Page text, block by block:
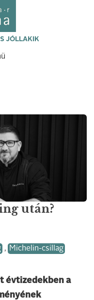
JÓLLAKIK
után?
, Michelin-csillag
évtizedekben a